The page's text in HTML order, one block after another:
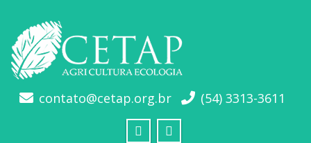
contato@cetap.org.br (54) 3313-3611